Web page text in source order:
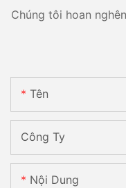
Chúng tôi hoan
Tên
Công Ty
Nội Dung